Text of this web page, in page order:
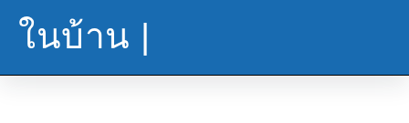
ในบ้าน |